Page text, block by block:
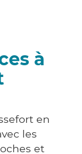
à
en
les
et